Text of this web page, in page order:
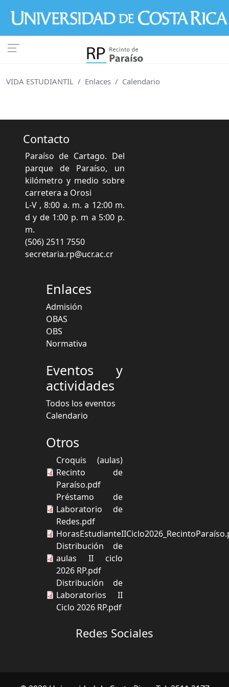
VIDA ESTUDIANTIL Enlaces Calendario
Contacto
Paraíso de Cartago. Del
parque de Paraíso, un
kilómetro y medio sobre
carretera a Orosi
L-V , 8:00 a. m. a 12:00 m.
d y de 1:00 p. m a 5:00 p.
m.
(506) 2511 7550
secretaria.rp@ucr.ac.cr
Enlaces
Admisión
OBAS
OBS
Normativa
Eventos y
actividades
Todos los eventos
Calendario
Otros
Croquis (aulas)
Recinto de
Paraíso.pdf
Préstamo de
Laboratorio de
Redes.pdf
Distribución de
aulas II ciclo
2026 RP.pdf
Distribución de
Laboratorios II
Ciclo 2026 RP.pdf
Redes Sociales